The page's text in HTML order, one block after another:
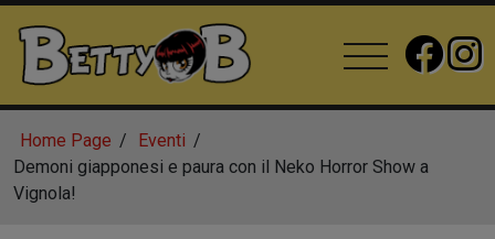
Home Page
Eventi
Demoni giapponesi e paura con il Neko Horror Show a
Vignola!